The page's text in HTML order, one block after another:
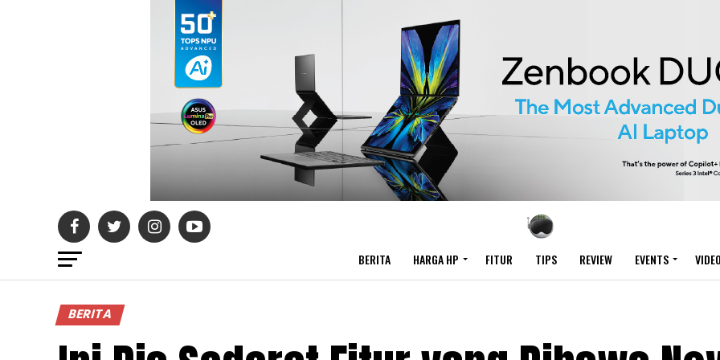
BERITA HARGA HP FITUR TIPS REVIEW EVENTS
BERITA